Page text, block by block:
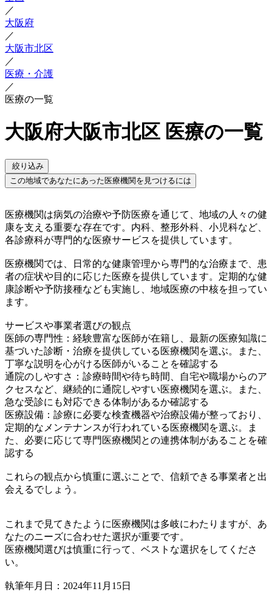
／
大阪府
／
大阪市北区
／
医療・介護
／
医療の一覧
大阪府大阪市北区 医療の一覧
絞り込み
この地域であなたにあった医療機関を見つけるには
医療機関は病気の治療や予防医療を通じて、地域の人々の健
康を支える重要な存在です。内科、整形外科、小児科など、
各診療科が専門的な医療サービスを提供しています。
医療機関では、日常的な健康管理から専門的な治療まで、患
者の症状や目的に応じた医療を提供しています。定期的な健
康診断や予防接種なども実施し、地域医療の中核を担ってい
ます。
サービスや事業者選びの観点
医師の専門性：経験豊富な医師が在籍し、最新の医療知識に
基づいた診断・治療を提供している医療機関を選ぶ。また、
丁寧な説明を心がける医師がいることを確認する
通院のしやすさ：診療時間や待ち時間、自宅や職場からのア
クセスなど、継続的に通院しやすい医療機関を選ぶ。また、
急な受診にも対応できる体制があるか確認する
医療設備：診療に必要な検査機器や治療設備が整っており、
定期的なメンテナンスが行われている医療機関を選ぶ。ま
た、必要に応じて専門医療機関との連携体制があることを確
認する
これらの観点から慎重に選ぶことで、信頼できる事業者と出
会えるでしょう。
これまで見てきたように医療機関は多岐にわたりますが、あ
なたのニーズに合わせた選択が重要です。
医療機関選びは慎重に行って、ベストな選択をしてくださ
い。
執筆年月日：2024年11月15日